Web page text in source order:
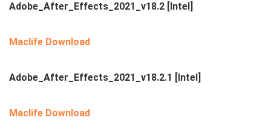
Adobe_After_Effects_2021_v18.2 [Intel]
Maclife Download
Adobe_After_Effects_2021_v18.2.1 [Intel]
Maclife Download